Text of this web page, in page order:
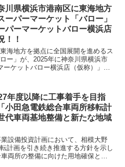
川県横浜市港南区に東海地方
ーパーマーケット「バロー」
パーマーケットバロー横浜店
！！
海地方を拠点に全国展開を進めるス
ー」が、2025年に神奈川県横浜市
ケットバロー横浜店（仮称）」を
年度以降に工事着手を目指
小田急電鉄総合車両所移転計
代車両基地整備と新たな地域
設備投資計画において、相模大野
計画を引き続き推進する方針を示し
両所の整備に向けた用地確保と詳